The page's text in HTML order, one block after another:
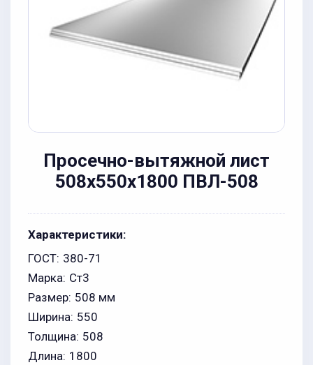
Просечно-вытяжной лист
508x550x1800 ПВЛ-508
Характеристики:
ГОСТ: 380-71
Марка: Ст3
Размер: 508 мм
Ширина: 550
Толщина: 508
Длина: 1800